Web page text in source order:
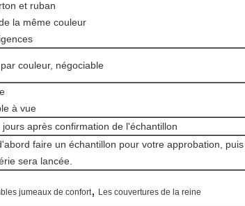
et ruban
la même couleur
couleur, négociable
à vue
après confirmation de l'échantillon
faire un échantillon pour votre approbation, puis
sera lancée.
jumeaux de confort, Les couvertures de la reine